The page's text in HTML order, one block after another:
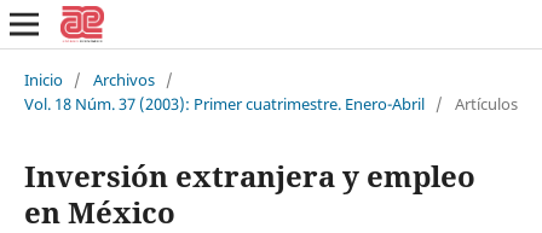
Inicio / Archivos /
Vol. 18 Núm. 37 (2003): Primer cuatrimestre. Enero-Abril / Artículos
Inversión extranjera y empleo
en México